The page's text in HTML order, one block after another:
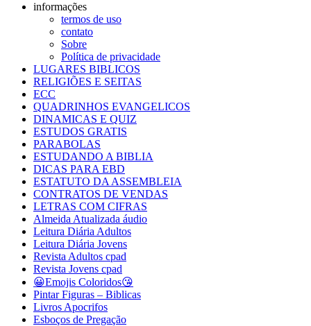
informações
termos de uso
contato
Sobre
Política de privacidade
LUGARES BIBLICOS
RELIGIÕES E SEITAS
ECC
QUADRINHOS EVANGELICOS
DINAMICAS E QUIZ
ESTUDOS GRATIS
PARABOLAS
ESTUDANDO A BIBLIA
DICAS PARA EBD
ESTATUTO DA ASSEMBLEIA
CONTRATOS DE VENDAS
LETRAS COM CIFRAS
Almeida Atualizada áudio
Leitura Diária Adultos
Leitura Diária Jovens
Revista Adultos cpad
Revista Jovens cpad
😀Emojis Coloridos😘
Pintar Figuras – Biblicas
Livros Apocrifos
Esboços de Pregação